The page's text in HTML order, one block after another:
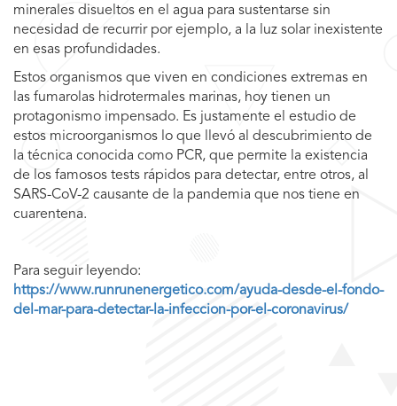
minerales disueltos en el agua para sustentarse sin
necesidad de recurrir por ejemplo, a la luz solar inexistente
en esas profundidades.
Estos organismos que viven en condiciones extremas en
las fumarolas hidrotermales marinas, hoy tienen un
protagonismo impensado. Es justamente el estudio de
estos microorganismos lo que llevó al descubrimiento de
la técnica conocida como PCR, que permite la existencia
de los famosos tests rápidos para detectar, entre otros, al
SARS-CoV-2 causante de la pandemia que nos tiene en
cuarentena.
Para seguir leyendo:
https://www.runrunenergetico.com/ayuda-desde-el-fondo-
del-mar-para-detectar-la-infeccion-por-el-coronavirus/